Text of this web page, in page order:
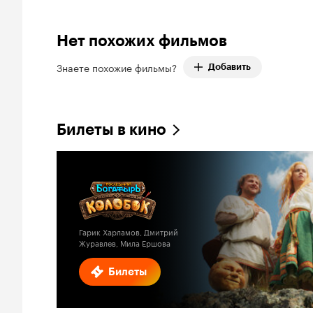
Нет похожих фильмов
Знаете похожие фильмы? Добавить
Билеты в кино
Билеты
Гарик Харламов, Дмитрий
Журавлев, Мила Ершова